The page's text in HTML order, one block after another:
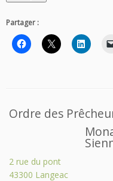
Partager :
Ordre des
2 rue du pont
43300 Langeac